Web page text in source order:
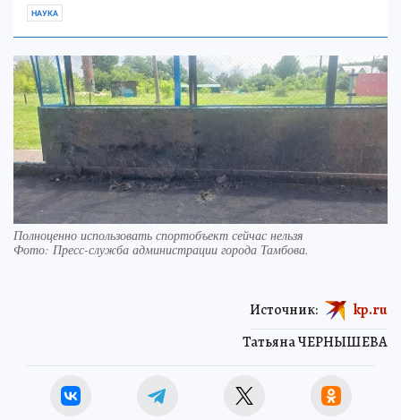
НАУКА
Полноценно использовать спортобъект сейчас нельзя
Фото: Пресс-служба администрации города Тамбова.
Татьяна ЧЕРНЫШЕВА
Источник: kp.ru